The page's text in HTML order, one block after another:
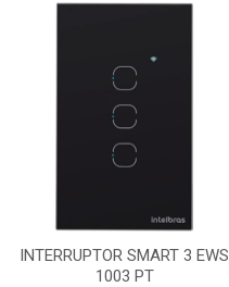
INTERRUPTOR SMART 3 EWS
1003 PT